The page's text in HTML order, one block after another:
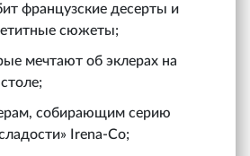
французские десерты и
сюжеты;
мечтают об эклерах на
собирающим серию
Irena‑Co;